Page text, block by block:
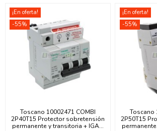
¡En oferta!
-55%
Toscano 10002471 COMBI
2P40T15 Protector sobretensión
permanente y transitoria + IGA...
¡En oferta!
-55%
Toscano
2P50T15